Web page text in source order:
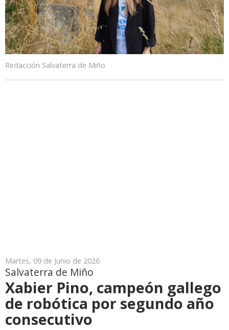
Redacción Salvaterra de Miño
Martes, 09 de Junio de 2026
Salvaterra de Miño
Xabier Pino, campeón gallego
de robótica por segundo año
consecutivo